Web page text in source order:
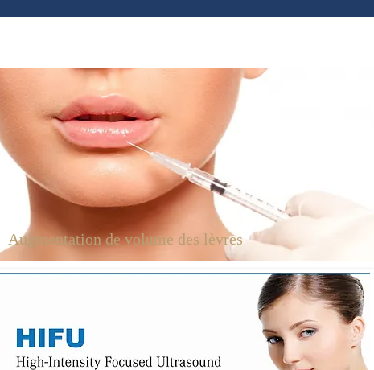
Augmentation de volume des lèvres